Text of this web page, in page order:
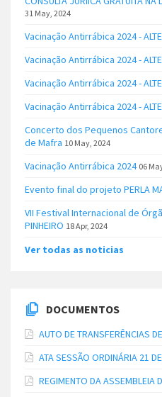
31 May, 2024
Vacinação Antirrábica 2024 -
Vacinação Antirrábica 2024 -
Vacinação Antirrábica 2024 -
Vacinação Antirrábica 2024 -
Concerto dos Pequenos
de Mafra 10 May, 2024
Vacinação Antirrábica 2024 06
Evento final do projeto PERLA
VII Festival Internacional de
PINHEIRO 18 Apr, 2024
Ver todas as noticias
DOCUMENTOS
AUTO DE TRANSFERÊNCIAS
ATA SESSÃO ORDINÁRIA 21
REGIMENTO DA ASSEMBLEIA